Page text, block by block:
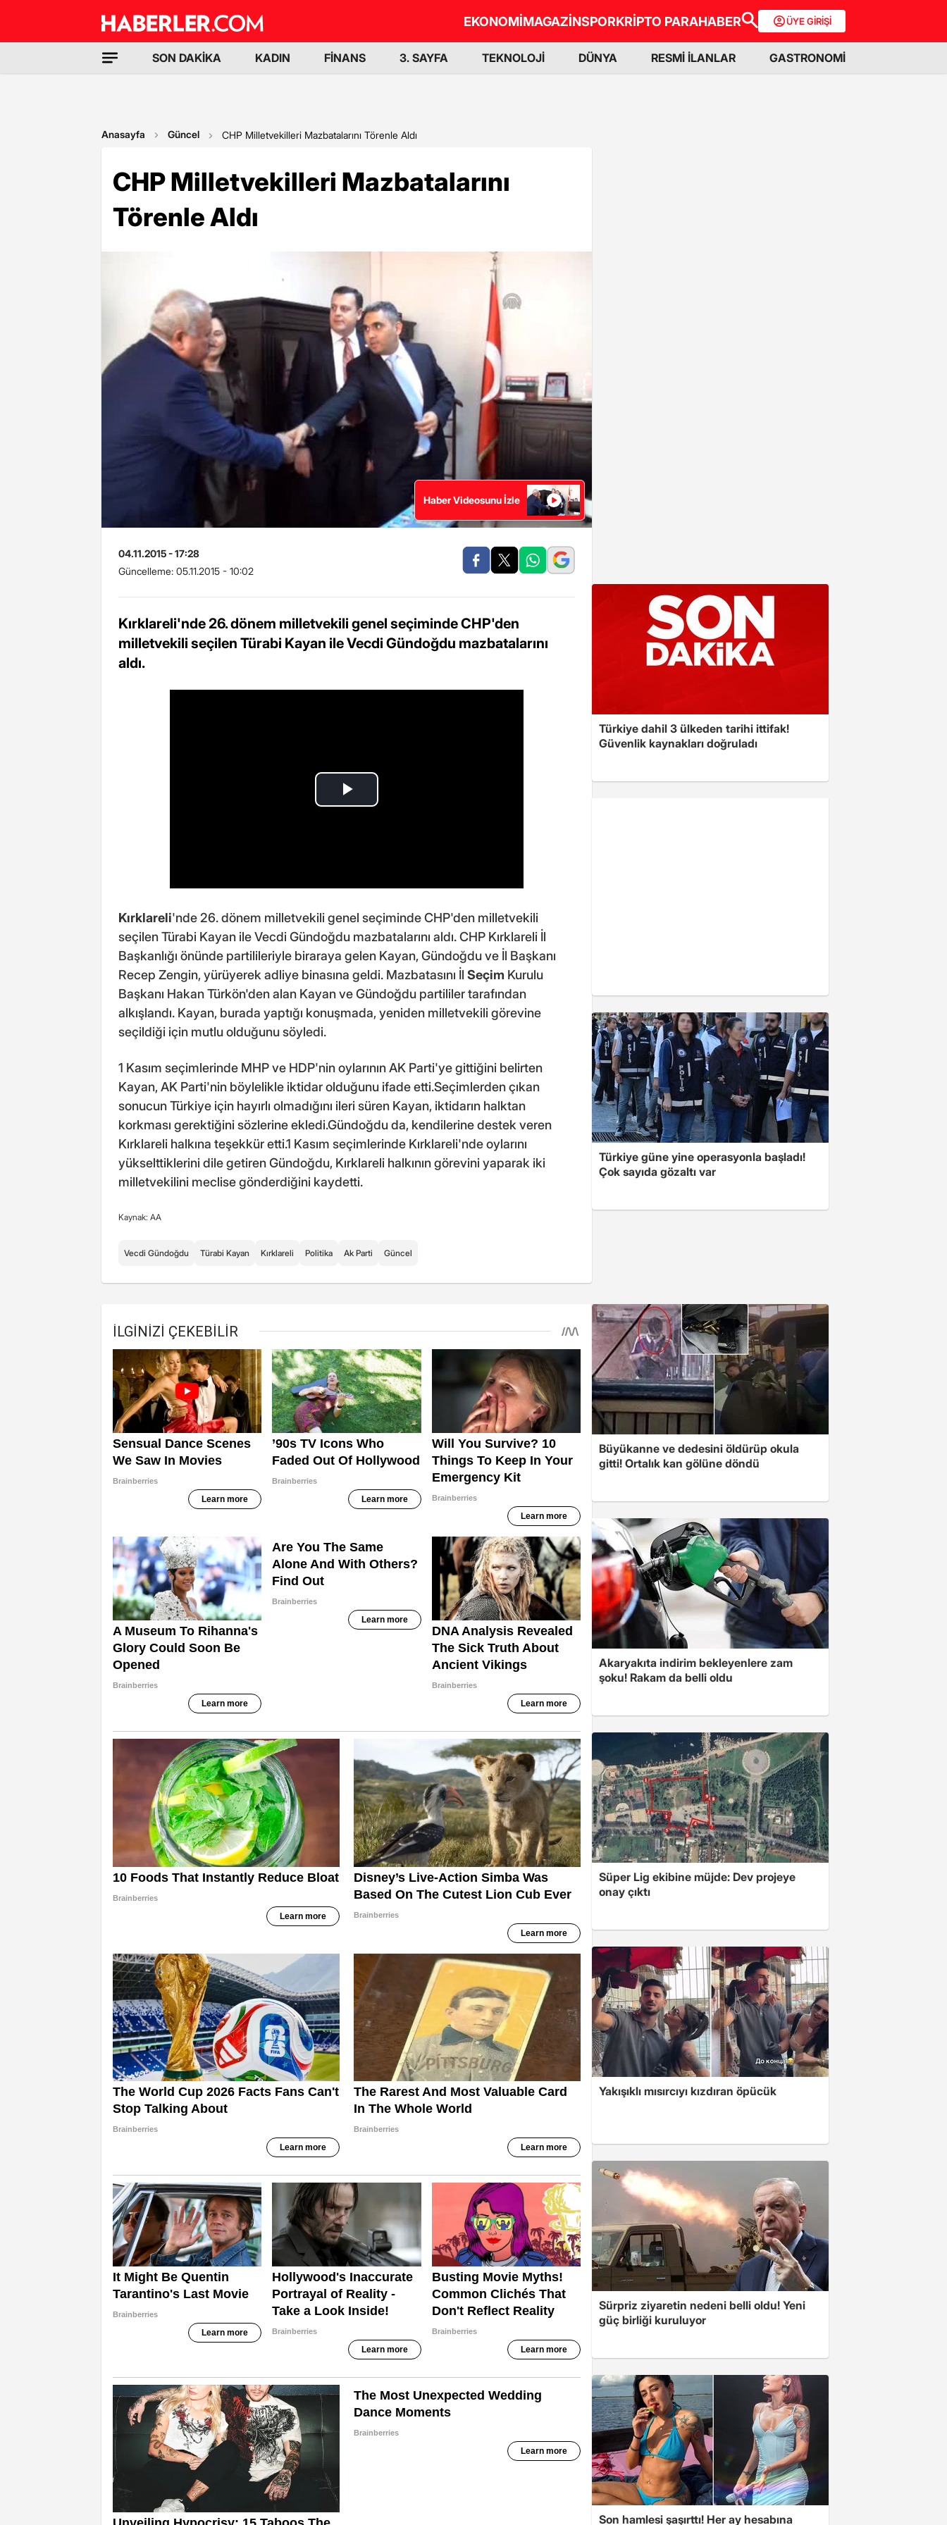
EKONOMİMAGAZİNSPORKRİPTO PARAHABER ÜYE GİRİŞİ
SON DAKİKA KADIN FİNANS 3. SAYFA TEKNOLOJİ DÜNYA RESMİ İLANLAR GASTRONOMİ
Anasayfa Güncel CHP Milletvekilleri Mazbatalarını Törenle Aldı
CHP Milletvekilleri Mazbatalarını
Törenle Aldı
Haber Videosunu İzle
04.11.2015 - 17:28
Güncelleme: 05.11.2015 - 10:02
Kırklareli'nde 26. dönem milletvekili genel seçiminde CHP'den
milletvekili seçilen Türabi Kayan ile Vecdi Gündoğdu mazbatalarını
aldı.
Kırklareli'nde 26. dönem milletvekili genel seçiminde CHP'den milletvekili
seçilen Türabi Kayan ile Vecdi Gündoğdu mazbatalarını aldı. CHP Kırklareli İl
Başkanlığı önünde partilileriyle biraraya gelen Kayan, Gündoğdu ve İl Başkanı
Recep Zengin, yürüyerek adliye binasına geldi. Mazbatasını İl Seçim Kurulu
Başkanı Hakan Türkön'den alan Kayan ve Gündoğdu partililer tarafından
alkışlandı. Kayan, burada yaptığı konuşmada, yeniden milletvekili görevine
seçildiği için mutlu olduğunu söyledi.
1 Kasım seçimlerinde MHP ve HDP'nin oylarının AK Parti'ye gittiğini belirten
Kayan, AK Parti'nin böylelikle iktidar olduğunu ifade etti.Seçimlerden çıkan
sonucun Türkiye için hayırlı olmadığını ileri süren Kayan, iktidarın halktan
korkması gerektiğini sözlerine ekledi.Gündoğdu da, kendilerine destek veren
Kırklareli halkına teşekkür etti.1 Kasım seçimlerinde Kırklareli'nde oylarını
yükselttiklerini dile getiren Gündoğdu, Kırklareli halkının görevini yaparak iki
milletvekilini meclise gönderdiğini kaydetti.
Kaynak: AA
Vecdi Gündoğdu Türabi Kayan Kırklareli Politika Ak Parti Güncel
Türkiye dahil 3 ülkeden tarihi ittifak!
Güvenlik kaynakları doğruladı
Türkiye güne yine operasyonla başladı!
Çok sayıda gözaltı var
Büyükanne ve dedesini öldürüp okula
gitti! Ortalık kan gölüne döndü
Akaryakıta indirim bekleyenlere zam
şoku! Rakam da belli oldu
Süper Lig ekibine müjde: Dev projeye
onay çıktı
Yakışıklı mısırcıyı kızdıran öpücük
Sürpriz ziyaretin nedeni belli oldu! Yeni
güç birliği kuruluyor
Son hamlesi şaşırttı! Her ay hesabına